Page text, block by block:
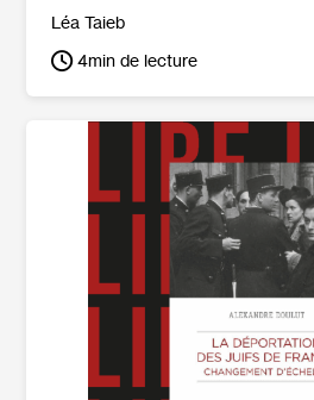
Léa Taieb
4min de lecture